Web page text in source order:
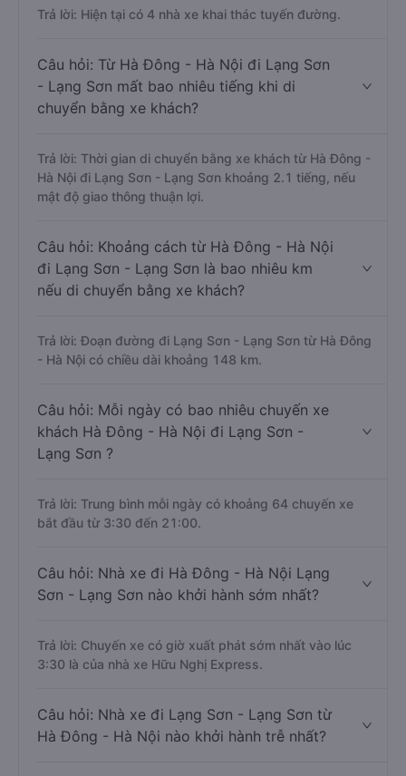
Trả lời: Hiện tại có 4 nhà xe khai thác tuyến đường.
Câu hỏi: Từ Hà Đông - Hà Nội đi Lạng Sơn
- Lạng Sơn mất bao nhiêu tiếng khi di
chuyển bằng xe khách?
Trả lời: Thời gian di chuyển bằng xe khách từ Hà Đông -
Hà Nội đi Lạng Sơn - Lạng Sơn khoảng 2.1 tiếng, nếu
mật độ giao thông thuận lợi.
Câu hỏi: Khoảng cách từ Hà Đông - Hà Nội
đi Lạng Sơn - Lạng Sơn là bao nhiêu km
nếu di chuyển bằng xe khách?
Trả lời: Đoạn đường đi Lạng Sơn - Lạng Sơn từ Hà Đông
- Hà Nội có chiều dài khoảng 148 km.
Câu hỏi: Mỗi ngày có bao nhiêu chuyến xe
khách Hà Đông - Hà Nội đi Lạng Sơn -
Lạng Sơn ?
Trả lời: Trung bình mỗi ngày có khoảng 64 chuyến xe
bắt đầu từ 3:30 đến 21:00.
Câu hỏi: Nhà xe đi Hà Đông - Hà Nội Lạng
Sơn - Lạng Sơn nào khởi hành sớm nhất?
Trả lời: Chuyến xe có giờ xuất phát sớm nhất vào lúc
3:30 là của nhà xe Hữu Nghị Express.
Câu hỏi: Nhà xe đi Lạng Sơn - Lạng Sơn từ
Hà Đông - Hà Nội nào khởi hành trễ nhất?